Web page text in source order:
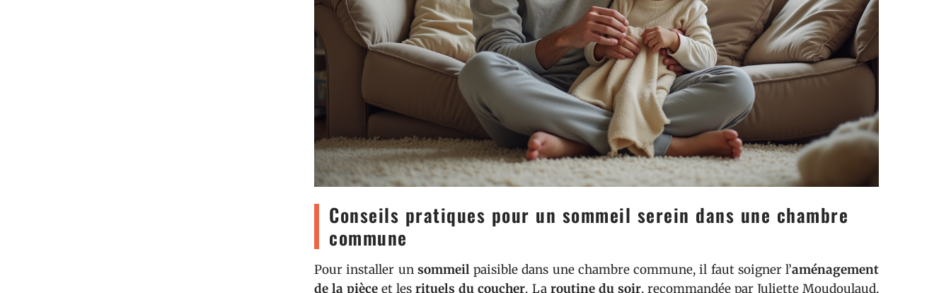
Conseils pratiques pour un sommeil serein dans une chambre
commune
Pour installer un sommeilpaisible dans une chambre commune, il faut soigner l’aménagement
de la pièce et lesrituels du coucher. La routine du soir, recommandée par Juliette Moudoulaud,